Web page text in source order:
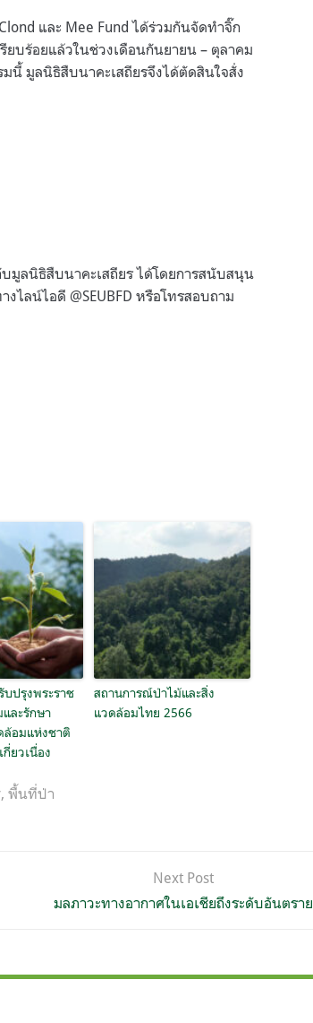
และ Mee Fund ได้ร่วมกันจัดทำจิ๊ก
บร้อยแล้วในช่วงเดือนกันยายน – ตุลาคม
นี้ มูลนิธิสืบนาคะเสถียรจึงได้ตัดสินใจสั่ง
ลนิธิสืบนาคะเสถียร ได้โดยการสนับสนุน
ไลน์ไอดี @SEUBFD หรือโทรสอบถาม
บปรุงพระราช
ละรักษา
อมแห่งชาติ
ยวเนื่อง
สถานการณ์ป่าไม้และสิ่ง
แวดล้อมไทย 2566
, พื้นที่ป่า
Next Post
มลภาวะทางอากาศในเอเชียถึงระดับอันตราย